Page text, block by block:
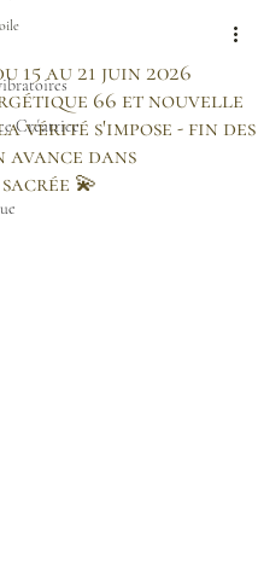
Créatrice
15 au 21 juin 2026
66 et nouvelle
vérité s'impose - fin des
avance dans
💫